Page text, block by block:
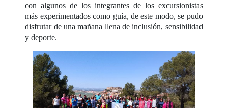
con algunos de los integrantes de los excursionistas
más experimentados como guía, de este modo, se pudo
disfrutar de una mañana llena de inclusión, sensibilidad
y deporte.